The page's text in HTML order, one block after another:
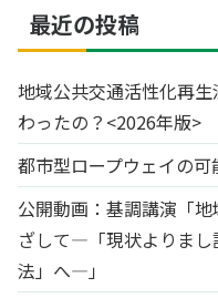
最近の投稿
地域公共交通活性化再
わったの？<2026年版>
都市型ロープウェイの可
公開動画：基調講演「
ざして―「現状よりまし
法」へ―」